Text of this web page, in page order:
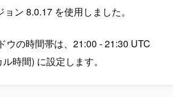
ン 8.0.17 を使用しました。
ウの時間帯は、21:00 - 21:30 UTC
時間) に設定します。